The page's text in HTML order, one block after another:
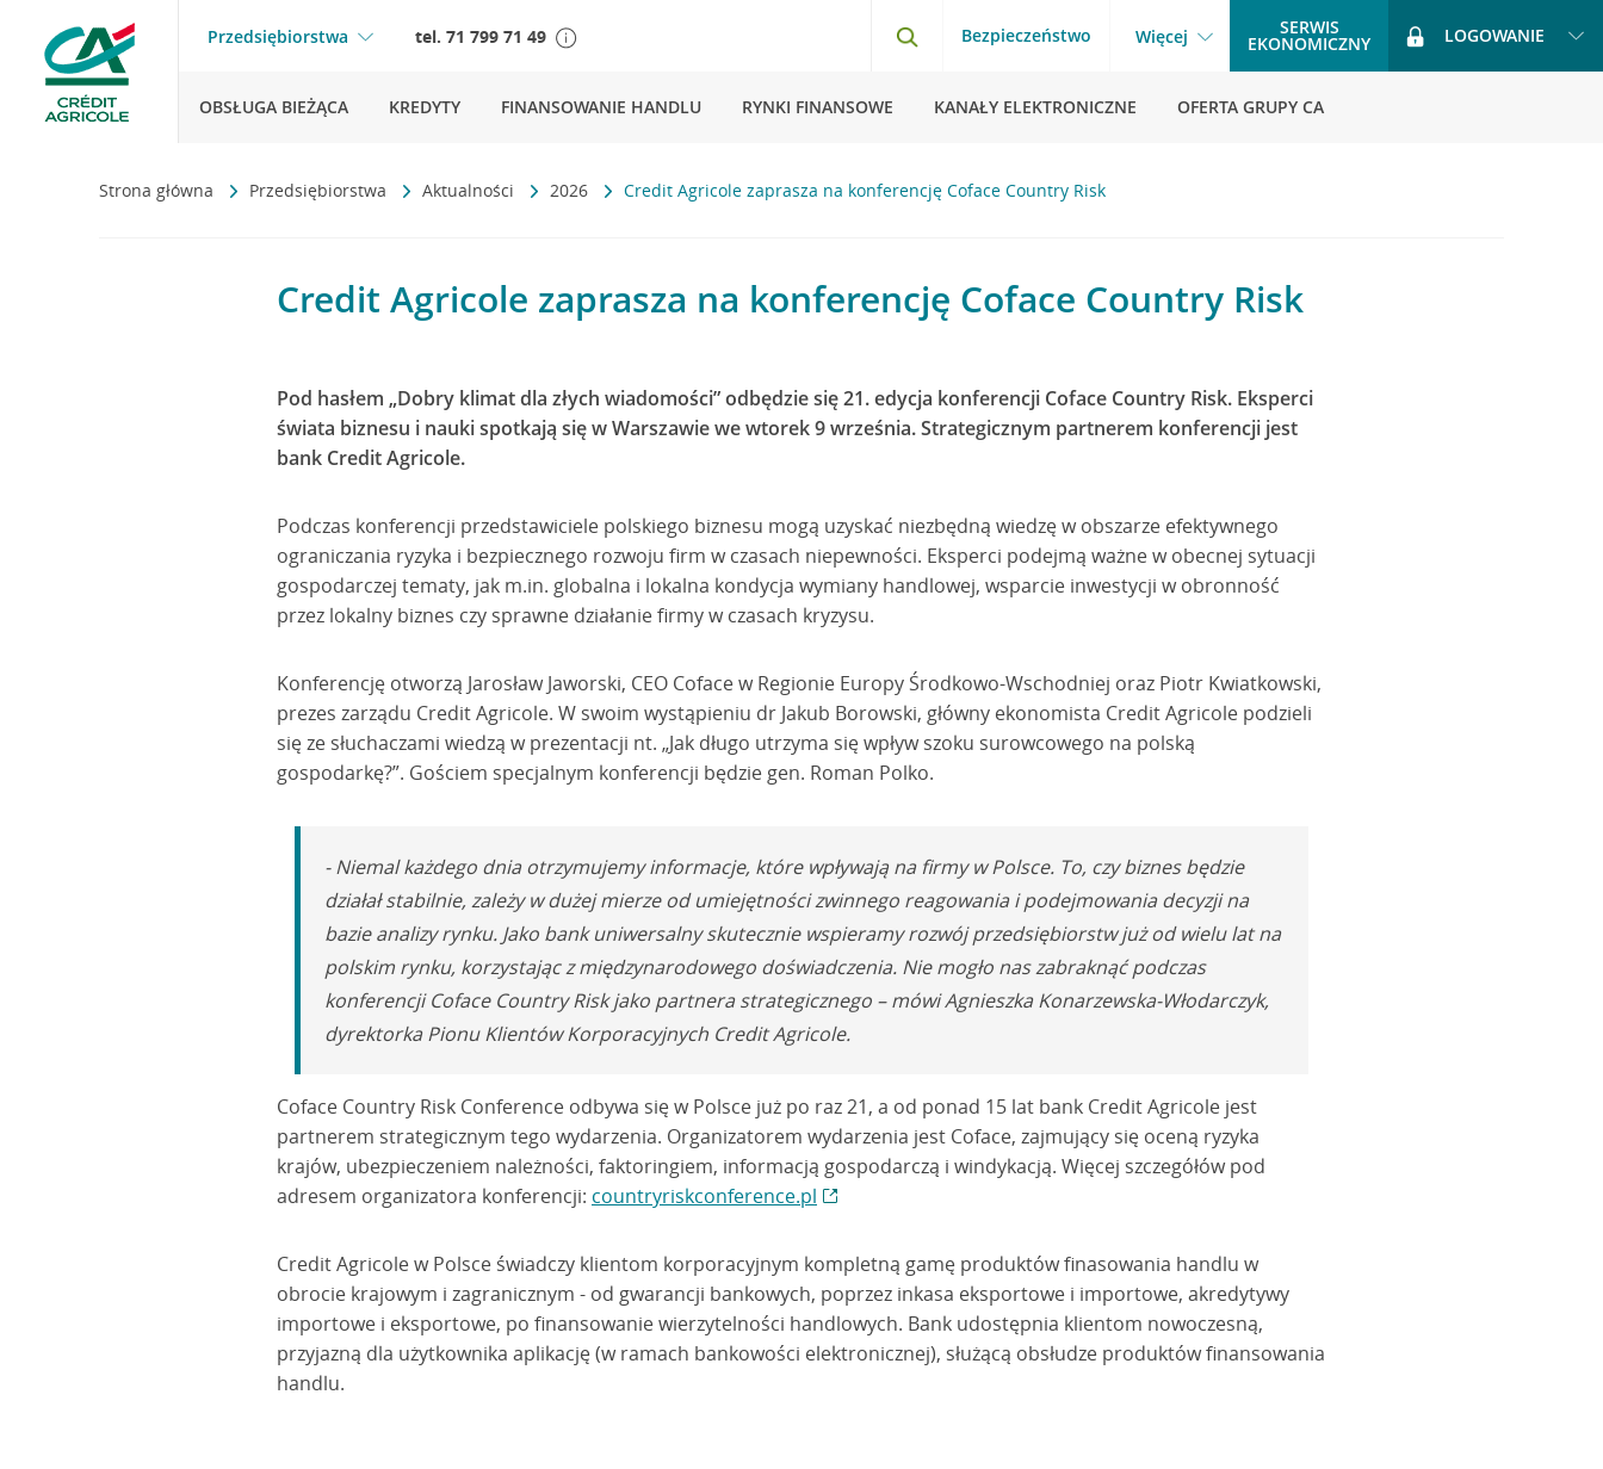
Przedsiębiorstwa tel. 71 799 71 49 Bezpieczeństwo Więcej SERWIS
EKONOMICZNY LOGOWANIE
OBSŁUGA BIEŻĄCA KREDYTY FINANSOWANIE HANDLU RYNKI FINANSOWE KANAŁY ELEKTRONICZNE OFERTA GRUPY CA
Strona główna Przedsiębiorstwa Aktualności 2026 Credit Agricole zaprasza na konferencję Coface Country Risk
Credit Agricole zaprasza na konferencję Coface Country Risk
Pod hasłem „Dobry klimat dla złych wiadomości” odbędzie się 21. edycja konferencji Coface Country Risk. Eksperci
świata biznesu i nauki spotkają się w Warszawie we wtorek 9 września. Strategicznym partnerem konferencji jest
bank Credit Agricole.
Podczas konferencji przedstawiciele polskiego biznesu mogą uzyskać niezbędną wiedzę w obszarze efektywnego
ograniczania ryzyka i bezpiecznego rozwoju firm w czasach niepewności. Eksperci podejmą ważne w obecnej sytuacji
gospodarczej tematy, jak m.in. globalna i lokalna kondycja wymiany handlowej, wsparcie inwestycji w obronność
przez lokalny biznes czy sprawne działanie firmy w czasach kryzysu.
Konferencję otworzą Jarosław Jaworski, CEO Coface w Regionie Europy Środkowo-Wschodniej oraz Piotr Kwiatkowski,
prezes zarządu Credit Agricole. W swoim wystąpieniu dr Jakub Borowski, główny ekonomista Credit Agricole podzieli
się ze słuchaczami wiedzą w prezentacji nt. „Jak długo utrzyma się wpływ szoku surowcowego na polską
gospodarkę?”. Gościem specjalnym konferencji będzie gen. Roman Polko.
- Niemal każdego dnia otrzymujemy informacje, które wpływają na firmy w Polsce. To, czy biznes będzie
działał stabilnie, zależy w dużej mierze od umiejętności zwinnego reagowania i podejmowania decyzji na
bazie analizy rynku. Jako bank uniwersalny skutecznie wspieramy rozwój przedsiębiorstw już od wielu lat na
polskim rynku, korzystając z międzynarodowego doświadczenia. Nie mogło nas zabraknąć podczas
konferencji Coface Country Risk jako partnera strategicznego – mówi Agnieszka Konarzewska-Włodarczyk,
dyrektorka Pionu Klientów Korporacyjnych Credit Agricole.
Coface Country Risk Conference odbywa się w Polsce już po raz 21, a od ponad 15 lat bank Credit Agricole jest
partnerem strategicznym tego wydarzenia. Organizatorem wydarzenia jest Coface, zajmujący się oceną ryzyka
krajów, ubezpieczeniem należności, faktoringiem, informacją gospodarczą i windykacją. Więcej szczegółów pod
adresem organizatora konferencji: countryriskconference.pl
Credit Agricole w Polsce świadczy klientom korporacyjnym kompletną gamę produktów finasowania handlu w
obrocie krajowym i zagranicznym - od gwarancji bankowych, poprzez inkasa eksportowe i importowe, akredytywy
importowe i eksportowe, po finansowanie wierzytelności handlowych. Bank udostępnia klientom nowoczesną,
przyjazną dla użytkownika aplikację (w ramach bankowości elektronicznej), służącą obsłudze produktów finansowania
handlu.